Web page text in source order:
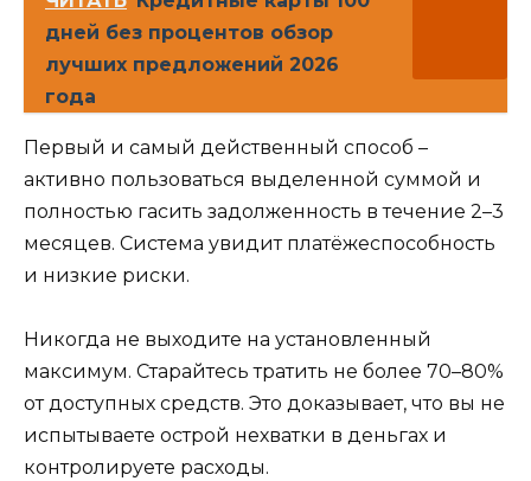
дней без процентов обзор
лучших предложений 2026
года
Первый и самый действенный способ –
активно пользоваться выделенной суммой и
полностью гасить задолженность в течение 2–3
месяцев. Система увидит платёжеспособность
и низкие риски.
Никогда не выходите на установленный
максимум. Старайтесь тратить не более 70–80%
от доступных средств. Это доказывает, что вы не
испытываете острой нехватки в деньгах и
контролируете расходы.